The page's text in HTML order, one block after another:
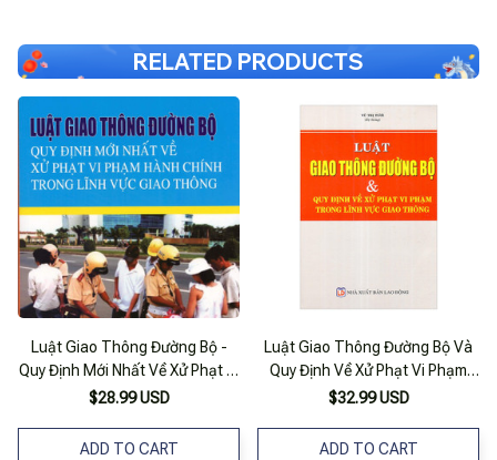
RELATED PRODUCTS
Luật Giao Thông Đường Bộ -
Quy Định Mới Nhất Về Xử Phạt Vi
Phạm Hành Chính Trong Lĩnh
$28.99 USD
ADD TO CART
Luật Giao Thông Đường Bộ Và
Quy Định Về Xử Phạt Vi Phạm
Trong Lĩnh Vực Giao Thông
$32.99 USD
ADD TO CART